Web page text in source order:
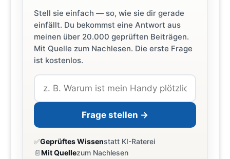
Stell sie einfach — so, wie sie dir gerade
einfällt. Du bekommst eine Antwort aus
meinen über 20.000 geprüften Beiträgen.
Mit Quelle zum Nachlesen. Die erste Frage
ist kostenlos.
Frage stellen →
✅Geprüftes Wissenstatt KI-Raterei
📄Mit Quellezum Nachlesen